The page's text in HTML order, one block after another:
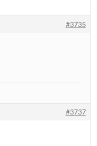
#3735
#3737